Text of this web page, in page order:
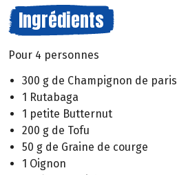
Ingrédients
Pour 4 personnes
300 g de Champignon de paris
1 Rutabaga
1 petite Butternut
200 g de Tofu
50 g de Graine de courge
1 Oignon